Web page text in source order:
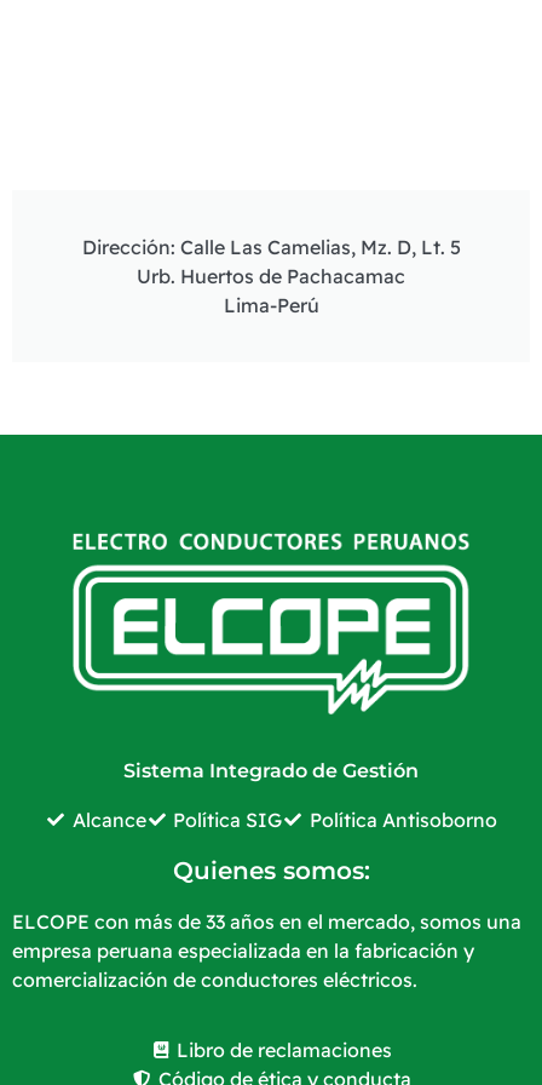
Dirección: Calle Las Camelias, Mz. D, Lt. 5
Urb. Huertos de Pachacamac
Lima-Perú
Sistema Integrado de Gestión
Alcance Política SIG Política Antisoborno
Quienes somos:
ELCOPE con más de 33 años en el mercado, somos una
empresa peruana especializada en la fabricación y
comercialización de conductores eléctricos.
Libro de reclamaciones
Código de ética y conducta